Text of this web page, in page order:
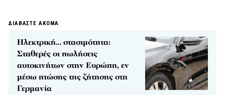
ΔΙΑΒΑΣΤΕ ΑΚΟΜΑ
Ηλεκτρική… στασιμότητα:
Σταθερές οι πωλήσεις
αυτοκινήτων στην Ευρώπη, εν
μέσω πτώσης της ζήτησης στη
Γερμανία